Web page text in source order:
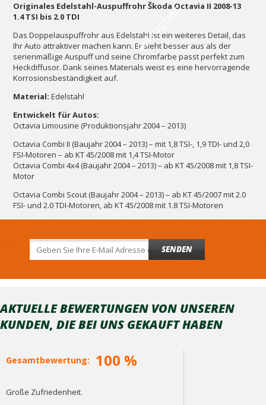
r
Originales Edelstahl-Auspuffrohr Škoda Octavia II 2008-13
1.4 TSI bis 2.0 TDI
Das Doppelauspuffrohr aus Edelstahl ist ein weiteres Detail, das
Ihr Auto attraktiver machen kann. Er sieht besser aus als der
serienmäßige Auspuff und seine Chromfarbe passt perfekt zum
Heckdiffusor. Dank seines Materials weist es eine hervorragende
Korrosionsbeständigkeit auf.
Material: Edelstahl
Entwickelt für Autos:
Octavia Limousine (Produktionsjahr 2004 – 2013)
Octavia Combi II (Baujahr 2004 – 2013) – mit 1,8 TSI-, 1,9 TDI- und 2,0
FSI-Motoren – ab KT 45/2008 mit 1,4 TSI-Motor
Octavia Combi 4x4 (Baujahr 2004 – 2013) – ab KT 45/2008 mit 1,8 TSI-
Motor
Octavia Combi Scout (Baujahr 2004 – 2013) – ab KT 45/2007 mit 2.0
FSI- und 2.0 TDI-Motoren, ab KT 45/2008 mit 1.8 TSI-Motoren
SENDEN
AKTUELLE BEWERTUNGEN VON UNSEREN
KUNDEN, DIE BEI ​​UNS GEKAUFT HABEN
Gesamtbewertung: 100 %
Große Zufriedenheit.